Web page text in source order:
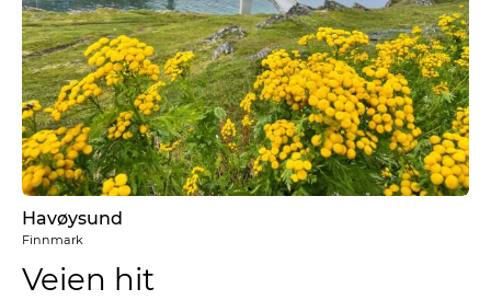
Havøysund
Finnmark
Veien hit